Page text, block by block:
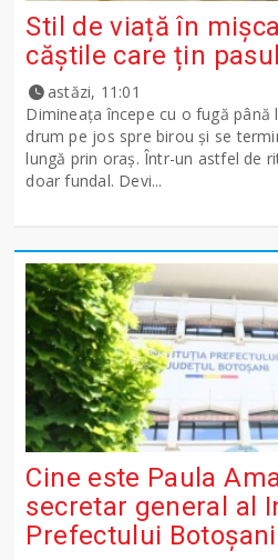
Stil de viață în
căștile care țin
astăzi, 11:01
Dimineața începe cu o fugă
drum pe jos spre birou și se
lungă prin oraș. Într-un astfel de
doar fundal. Devi...
Cine este Paula
secretar general al
Prefectului